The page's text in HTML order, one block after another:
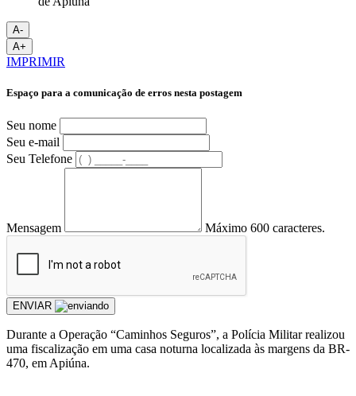
A-
A+
IMPRIMIR
Espaço para a comunicação de erros nesta postagem
Seu nome
Seu e-mail
Seu Telefone
Mensagem Máximo 600 caracteres.
ENVIAR
Durante a Operação “Caminhos Seguros”, a Polícia Militar realizou
uma fiscalização em uma casa noturna localizada às margens da BR-
470, em Apiúna.